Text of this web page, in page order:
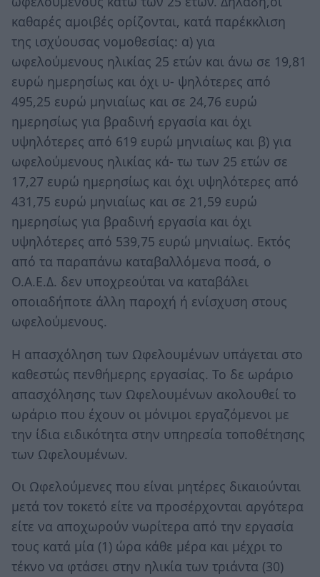
καθαρές αµοιβές ορίζονται, κατά παρέκκλιση
της ισχύουσας νοµοθεσίας: α) για
ωφελούµενους ηλικίας 25 ετών και άνω σε 19,81
ευρώ ηµερησίως και όχι υ- ψηλότερες από
495,25 ευρώ µηνιαίως και σε 24,76 ευρώ
ηµερησίως για βραδινή εργασία και όχι
υψηλότερες από 619 ευρώ µηνιαίως και β) για
ωφελούµενους ηλικίας κά- τω των 25 ετών σε
17,27 ευρώ ηµερησίως και όχι υψηλότερες από
431,75 ευρώ µηνιαίως και σε 21,59 ευρώ
ηµερησίως για βραδινή εργασία και όχι
υψηλότερες από 539,75 ευρώ µηνιαίως. Εκτός
από τα παραπάνω καταβαλλόµενα ποσά, ο
Ο.Α.Ε.Δ. δεν υποχρεούται να καταβάλει
οποιαδήποτε άλλη παροχή ή ενίσχυση στους
ωφελούµενους.
Η απασχόληση των Ωφελουμένων υπάγεται στο
καθεστώς πενθήμερης εργασίας. Το δε ωράριο
απασχόλησης των Ωφελουμένων ακολουθεί το
ωράριο που έχουν οι μόνιμοι εργαζόμενοι με
την ίδια ειδικότητα στην υπηρεσία τοποθέτησης
των Ωφελουμένων.
Οι Ωφελούμενες που είναι μητέρες δικαιούνται
μετά τον τοκετό είτε να προσέρχονται αργότερα
είτε να αποχωρούν νωρίτερα από την εργασία
τους κατά μία (1) ώρα κάθε μέρα και μέχρι το
τέκνο να φτάσει στην ηλικία των τριάντα (30)